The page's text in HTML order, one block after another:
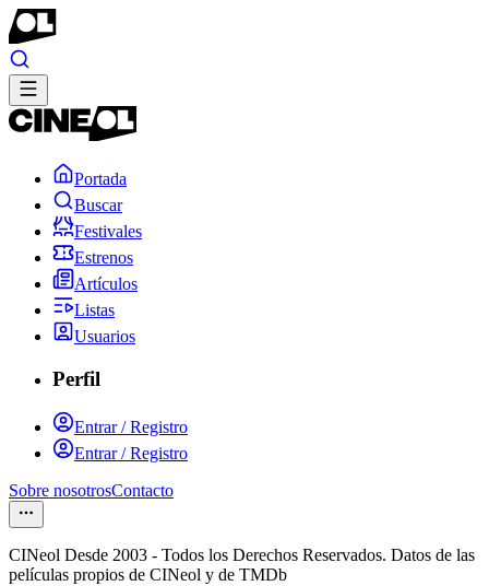
Portada
Buscar
Festivales
Estrenos
Artículos
Listas
Usuarios
Perfil
Entrar / Registro
Entrar / Registro
Sobre nosotrosContacto
CINeol Desde 2003 - Todos los Derechos Reservados. Datos de las
películas propios de CINeol y de TMDb